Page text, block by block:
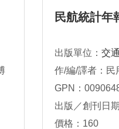
民航統計年
出版單位： 交
作/編/譯者：民
GPN：
出版／創刊日
價格：160